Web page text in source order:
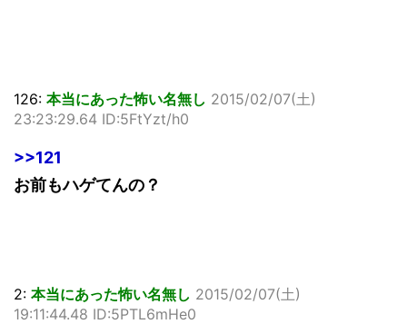
126: 本当にあった怖い名無し 2015/02/07(土)
23:23:29.64 ID:5FtYzt/h0
>>121
お前もハゲてんの？
2: 本当にあった怖い名無し 2015/02/07(土)
19:11:44.48 ID:5PTL6mHe0